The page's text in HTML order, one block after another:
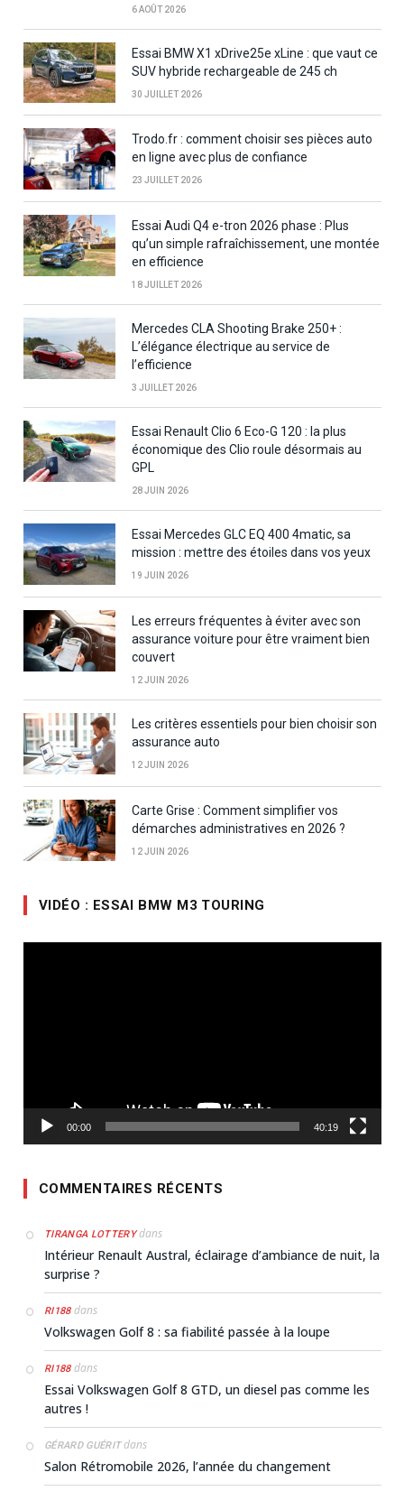
6 AOÛT 2026
Essai BMW X1 xDrive25e xLine : que vaut ce
SUV hybride rechargeable de 245 ch
30 JUILLET 2026
Trodo.fr : comment choisir ses pièces auto
en ligne avec plus de confiance
23 JUILLET 2026
Essai Audi Q4 e-tron 2026 phase : Plus
qu’un simple rafraîchissement, une montée
en efficience
18 JUILLET 2026
Mercedes CLA Shooting Brake 250+ :
L’élégance électrique au service de
l’efficience
3 JUILLET 2026
Essai Renault Clio 6 Eco-G 120 : la plus
économique des Clio roule désormais au
GPL
28 JUIN 2026
Essai Mercedes GLC EQ 400 4matic, sa
mission : mettre des étoiles dans vos yeux
19 JUIN 2026
Les erreurs fréquentes à éviter avec son
assurance voiture pour être vraiment bien
couvert
12 JUIN 2026
Les critères essentiels pour bien choisir son
assurance auto
12 JUIN 2026
Carte Grise : Comment simplifier vos
démarches administratives en 2026 ?
12 JUIN 2026
VIDÉO : ESSAI BMW M3 TOURING
00:00 40:19
COMMENTAIRES RÉCENTS
TIRANGA LOTTERYdans
Intérieur Renault Austral, éclairage d’ambiance de nuit, la
surprise ?
RI188dans
Volkswagen Golf 8 : sa fiabilité passée à la loupe
RI188dans
Essai Volkswagen Golf 8 GTD, un diesel pas comme les
autres !
GÉRARD GUÉRITdans
Salon Rétromobile 2026, l’année du changement